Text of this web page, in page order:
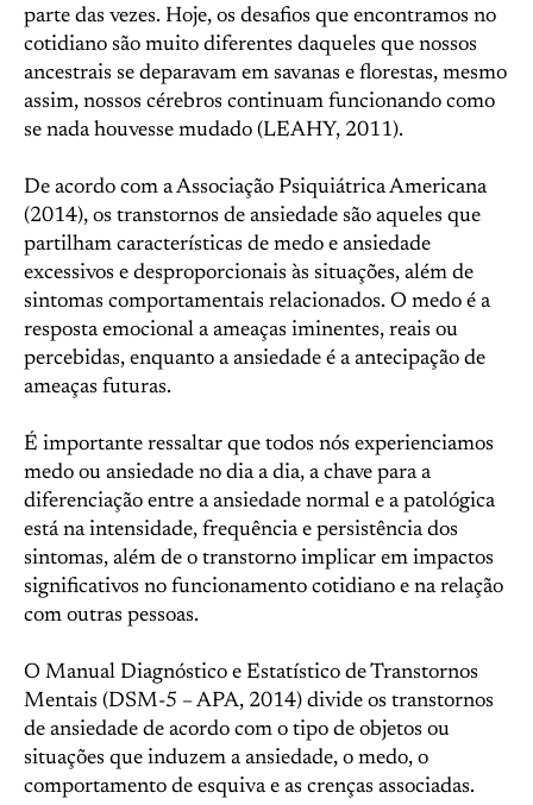
parte das vezes. Hoje, os desafios que encontramos no
cotidiano são muito diferentes daqueles que nossos
ancestrais se deparavam em savanas e florestas, mesmo
assim, nossos cérebros continuam funcionando como
se nada houvesse mudado (LEAHY, 2011).
De acordo com a Associação Psiquiátrica Americana
(2014), os transtornos de ansiedade são aqueles que
partilham características de medo e ansiedade
excessivos e desproporcionais às situações, além de
sintomas comportamentais relacionados. O medo é a
resposta emocional a ameaças iminentes, reais ou
percebidas, enquanto a ansiedade é a antecipação de
ameaças futuras.
É importante ressaltar que todos nós experienciamos
medo ou ansiedade no dia a dia, a chave para a
diferenciação entre a ansiedade normal e a patológica
está na intensidade, frequência e persistência dos
sintomas, além de o transtorno implicar em impactos
significativos no funcionamento cotidiano e na relação
com outras pessoas.
O Manual Diagnóstico e Estatístico de Transtornos
Mentais (DSM-5 – APA, 2014) divide os transtornos
de ansiedade de acordo com o tipo de objetos ou
situações que induzem a ansiedade, o medo, o
comportamento de esquiva e as crenças associadas.